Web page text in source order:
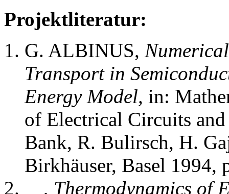
Projektliteratur:
G. ALBINUS,
Transport in
Energy Model, in:
of Electrical Circuits
Bank, R. Bulirsch, H.
Birkhäuser, Basel 1994,
, Thermodynamics of